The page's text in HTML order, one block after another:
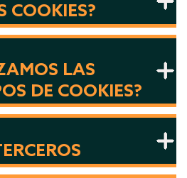
COOKIES?
LAS
DE COOKIES?